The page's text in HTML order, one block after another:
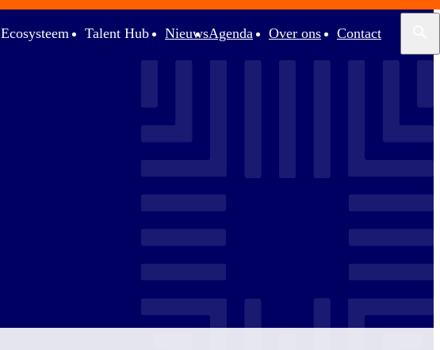
Ecosysteem Talent Hub NieuwsAgenda Over ons Contact